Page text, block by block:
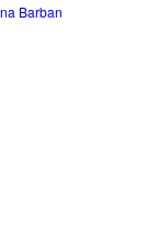
Barban